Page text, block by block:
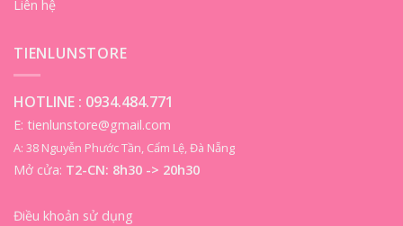
Liên hệ
TIENLUNSTORE
HOTLINE : 0934.484.771
E: tienlunstore@gmail.com
A: 38 Nguyễn Phước Tần, Cẩm Lệ, Đà Nẵng
Mở cửa: T2-CN: 8h30 -> 20h30
Điều khoản sử dụng